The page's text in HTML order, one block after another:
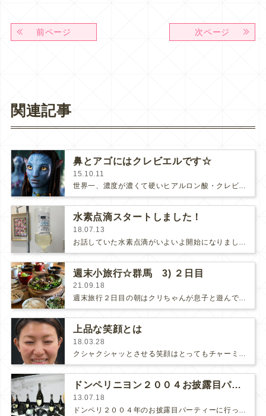
前ページ 次ページ
関連記事
鼻とアゴにはクレビエルです☆
15.10.11
世界一、濃度が濃くて硬いヒアルロン酸・クレビエルは形がカチッと決まるので、鼻筋をスッと通したりアゴのシャープな形を形成するのに…
水素点滴スタートしました！
18.07.13
週末小旅行☆群馬 3) ２日目
21.09.18
週末旅行２日目の朝はクリちゃんが息子と遊んでくれてる間に昨日の残りプラスαで朝ごはんを作りました。(さらに…)
上品な笑顔とは
18.03.28
クシャクシャッとさせる笑顔はとってもチャーミングですが、美しい笑顔の条件は適度な強さで筋肉が収縮している、つまり笑いすぎないで…
ドンペリニヨン２００４お披露目パーティー
13.07.18